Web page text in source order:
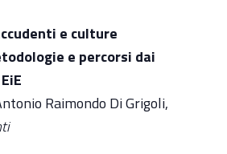
e culture
e percorsi dai
Raimondo Di Grigoli,